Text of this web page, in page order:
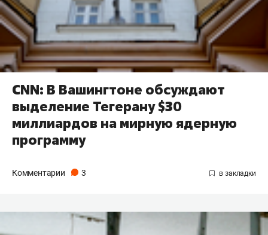
CNN: В Вашингтоне обсуждают
выделение Тегерану $30
миллиардов на мирную ядерную
программу
Комментарии 3